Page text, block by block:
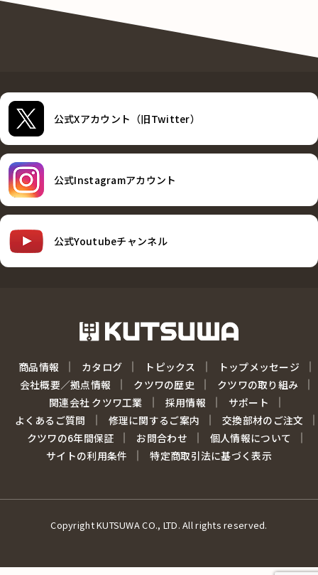
公式Xアカウント（旧Twitter）
公式Instagramアカウント
公式Youtubeチャンネル
商品情報 カタログ トピックス
トップメッセージ
会社概要／拠点情報
クツワの歴史
クツワの取り組み
関連会社 クツワ工業
採用情報
サポート
よくあるご質問
修理に関するご案内
交換部材のご注文
クツワの6年間保証
お問合わせ
個人情報について
サイトの利用条件
特定商取引法に基づく表示
Copyright KUTSUWA CO., LTD. All rights reserved.